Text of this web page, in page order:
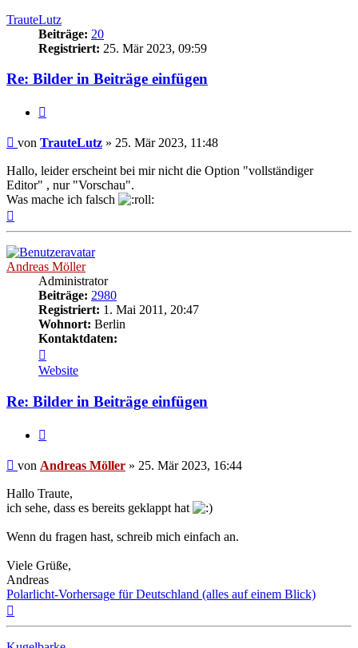
TrauteLutz
Beiträge: 20
Registriert: 25. Mär 2023, 09:59
Re: Bilder in Beiträge einfügen
Beitrag
von TrauteLutz » 25. Mär 2023, 11:48
Hallo, leider erscheint bei mir nicht die Option "vollständiger
Editor" , nur "Vorschau".
Was mache ich falsch
Andreas Möller
Administrator
Beiträge: 2980
Registriert: 1. Mai 2011, 20:47
Wohnort: Berlin
Kontaktdaten:
von
Andreas
Möller
Website
Re: Bilder in Beiträge einfügen
Beitrag
von Andreas Möller » 25. Mär 2023, 16:44
Hallo Traute,
ich sehe, dass es bereits geklappt hat
Wenn du fragen hast, schreib mich einfach an.
Viele Grüße,
Andreas
Polarlicht-Vorhersage für Deutschland (alles auf einem Blick)